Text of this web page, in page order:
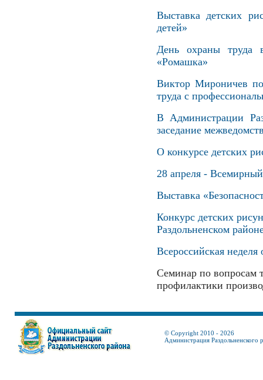
Выставка детских
детей»
День охраны труда
«Ромашка»
Виктор Мироничев
труда с
В Администрации
заседание
О конкурсе детских
28 апреля -
Выставка
Конкурс детских
Раздольненском
Всероссийская неделя
Семинар по вопросам
профилактики
© Copyright 2010 - 2026
Администрация Раздольненского